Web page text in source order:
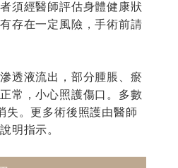
須經醫師評估身體健康狀
存在一定風險，手術前請
透液流出，部分腫脹、瘀
常，小心照護傷口。多數
失。更多術後照護由醫師
明指示。